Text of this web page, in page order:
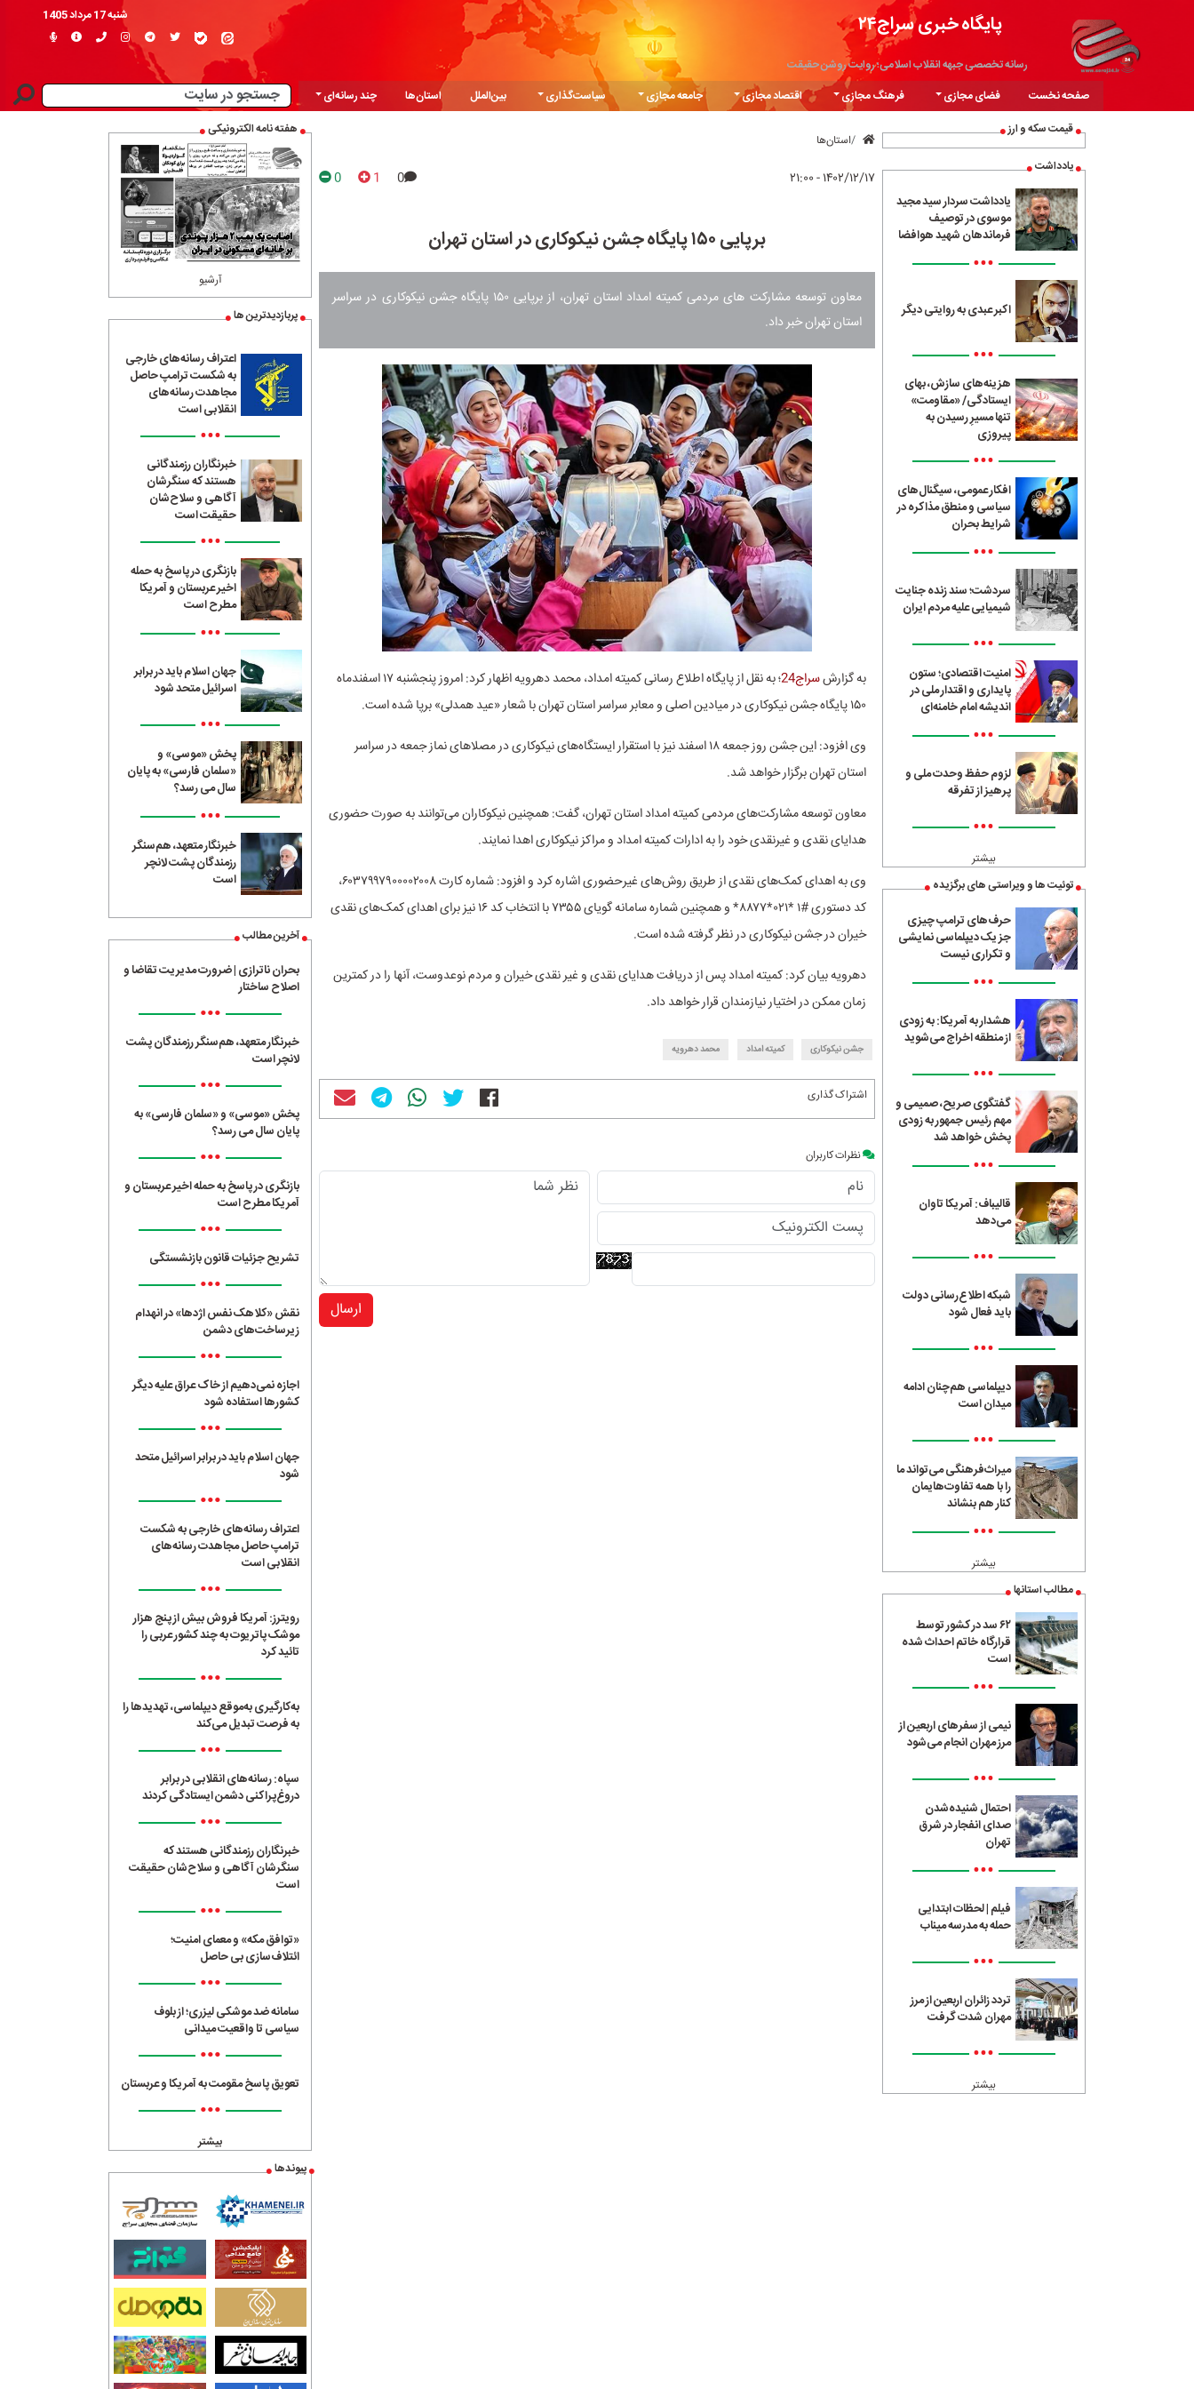
پایگاه خبری سراج۲۴
رسانه تخصصی جبهه انقلاب اسلامی؛ روایت روشن حقیقت
شنبه 17 مرداد 1405
صفحه نخست فضای مجازی فرهنگ مجازی اقتصاد مجازی جامعه مجازی سیاست‌گذاری بین‌الملل استان‌ها
چند رسانه‌ای
قیمت سکه و ارز
یادداشت
یادداشت سردار سید مجید
موسوی در توصیف
فرماندهان شهید هوافضا
•••
اکبر عبدی به روایتی دیگر
•••
هزینه‌های سازش، بهای
ایستادگی/ «مقاومت»
تنها مسیرِ رسیدن به
پیروزی
•••
افکار عمومی، سیگنال‌های
سیاسی و منطق مذاکره در
شرایط بحران
•••
سردشت؛ سند زنده جنایت
شیمیایی علیه مردم ایران
•••
امنیت اقتصادی؛ ستون
پایداری و اقتدار ملی در
اندیشه امام خامنه‌ای
•••
لزوم حفظ وحدت ملی و
پرهیز از تفرقه
•••
بیشتر
توئیت ها و ویراستی های برگزیده
حرف‌های ترامپ چیزی
جز یک دیپلماسی نمایشی
و تکراری نیست
•••
هشدار به آمریکا: به زودی
از منطقه اخراج می‌شوید
•••
گفتگوی صریح، صمیمی و
مهم رئیس جمهور به زودی
پخش خواهد شد
•••
قالیباف: آمریکا تاوان
می‌دهد
•••
شبکه اطلاع‌رسانی دولت
باید فعال شود
•••
دیپلماسی هم‌چنان ادامه
میدان است
•••
میراث‌فرهنگی می‌تواند ما
را با همه تفاوت‌هایمان
کنار هم بنشاند
•••
بیشتر
مطالب استانها
۶۲ سد در کشور توسط
قرارگاه خاتم احداث شده
است
•••
نیمی از سفرهای اربعین از
مرز مهران انجام می‌شود
•••
احتمال شنیده‌شدن
صدای انفجار در شرق
تهران
•••
فیلم | لحظات ابتدایی
حمله به مدرسه میناب
•••
تردد زائران اربعین از مرز
مهران شدت گرفت
•••
بیشتر
استان‌ها
۱۴۰۲/۱۲/۱۷ - ۲۱:۰۰ 0
1
0
برپایی ۱۵۰ پایگاه جشن نیکوکاری در استان تهران
معاون توسعه مشارکت های مردمی کمیته امداد استان تهران، از برپایی ۱۵۰ پایگاه جشن نیکوکاری در سراسر
استان تهران خبر داد.
به گزارشسراج24
؛ به نقل از پایگاه اطلاع رسانی کمیته امداد، محمد دهرویه اظهار کرد: امروز پنجشنبه ۱۷ اسفندماه
۱۵۰ پایگاه جشن نیکوکاری در میادین اصلی و معابر سراسر استان تهران با شعار «عید همدلی» برپا شده است.
وی افزود: این جشن روز جمعه ۱۸ اسفند نیز با استقرار ایستگاه‌های نیکوکاری در مصلاهای نماز جمعه در سراسر
استان تهران برگزار خواهد شد.
معاون توسعه مشارکت‌های مردمی کمیته امداد استان تهران، گفت: همچنین نیکوکاران می‌توانند به صورت حضوری
هدایای نقدی و غیرنقدی خود را به ادارات کمیته امداد و مراکز نیکوکاری اهدا نمایند.
وی به اهدای کمک‌های نقدی از طریق روش‌های غیرحضوری اشاره کرد و افزود: شماره کارت ۶۰۳۷۹۹۷۹۰۰۰۰۲۰۰۸،
کد دستوری #۱ *۰۲۱*۸۸۷۷* و همچنین شماره سامانه گویای ۷۳۵۵ با انتخاب کد ۱۶ نیز برای اهدای کمک‌های نقدی
خیران در جشن نیکوکاری در نظر گرفته شده است.
دهرویه بیان کرد: کمیته امداد پس از دریافت هدایای نقدی و غیر نقدی خیران و مردم نوعدوست، آنها را در کمترین
زمان ممکن در اختیار نیازمندان قرار خواهد داد.
جشن نیکوکاری کمیته امداد محمد دهرویه
اشتراک گذاری
نظرات کاربران
ارسال
هفته نامه الکترونیکی
آرشیو
پربازدیدترین ها
اعتراف رسانه‌های خارجی
به شکست ترامپ حاصل
مجاهدت رسانه‌های
انقلابی است
•••
خبرنگاران رزمندگانی
هستند که سنگرشان
آگاهی و سلاح‌شان
حقیقت است
•••
بازنگری در پاسخ به حمله
اخیر عربستان و آمریکا
مطرح است
•••
جهان اسلام باید در برابر
اسرائیل متحد شود
•••
پخش «موسی» و
«سلمان فارسی» به پایان
سال می رسد؟
•••
خبرنگار متعهد، هم‌سنگر
رزمندگان پشت لانچر
است
آخرین مطالب
بحران ناترازی | ضرورت مدیریت تقاضا و
اصلاح ساختار
•••
خبرنگار متعهد، هم‌سنگر رزمندگان پشت
لانچر است
•••
پخش «موسی» و «سلمان فارسی» به
پایان سال می رسد؟
•••
بازنگری در پاسخ به حمله اخیر عربستان و
آمریکا مطرح است
•••
تشریح جزئیات قانون بازنشستگی
•••
نقش «کلاهک نفس اژدها» در انهدام
زیرساخت‌های دشمن
•••
اجازه نمی‌دهیم از خاک عراق علیه دیگر
کشورها استفاده شود
•••
جهان اسلام باید در برابر اسرائیل متحد
شود
•••
اعتراف رسانه‌های خارجی به شکست
ترامپ حاصل مجاهدت رسانه‌های
انقلابی است
•••
رویترز: آمریکا فروش بیش از پنج هزار
موشک پاتریوت به چند کشور عربی را
تائید کرد
•••
به‌کارگیری به‌موقع دیپلماسی، تهدیدها را
به فرصت تبدیل می‌کند
•••
سپاه: رسانه‌های انقلابی در برابر
دروغ‌پراکنی دشمن ایستادگی کردند
•••
خبرنگاران رزمندگانی هستند که
سنگرشان آگاهی و سلاح‌شان حقیقت
است
•••
«توافق مکه» و معمای امنیت؛
ائتلاف‌سازی بی حاصل
•••
سامانه ضد موشکی لیزری؛ از بلوف
سیاسی تا واقعیت میدانی
•••
تعویق پاسخ مقومت به آمریکا و عربستان
•••
بیشتر
پیوندها